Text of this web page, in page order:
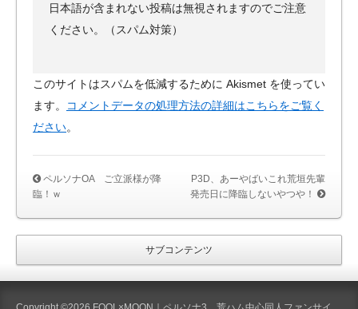
日本語が含まれない投稿は無視されますのでご注意
ください。（スパム対策）
このサイトはスパムを低減するために Akismet を使ってい
ます。
コメントデータの処理方法の詳細はこちらをご覧く
ださい。
ペルソナOA ご立派様が降
臨！ｗ
P3D、あーやばいこれ荒垣先輩
発売日に降臨しないやつや！
サブコンテンツ